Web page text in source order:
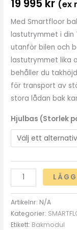
19 995 kr (ex
Med Smartfloor
lastutrymmet i din
utanför bilen och
lastutrymmet lika
behåller du
för transport av
stora lådan bak
Hjulbas (Storlek
Artikelnr: N/A
Kategorier:
Etikett: Bakmodul